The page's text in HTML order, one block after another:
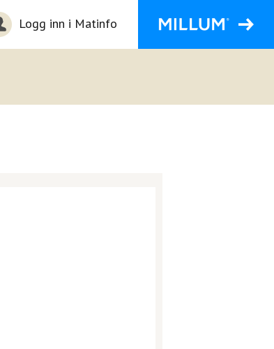
Logg inn i Matinfo